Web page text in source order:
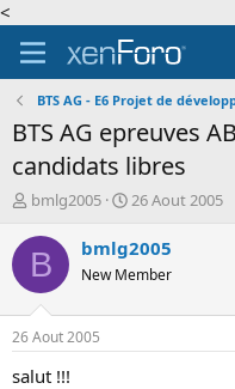
<
BTS AG - E6 Projet de
BTS AG epreuves
candidats libres
A
t
e
r
d
e
l
bmlg2005
D
t
d
é
26 Aout 2005
B bmlg2005
New Member
26 Aout 2005
salut !!!